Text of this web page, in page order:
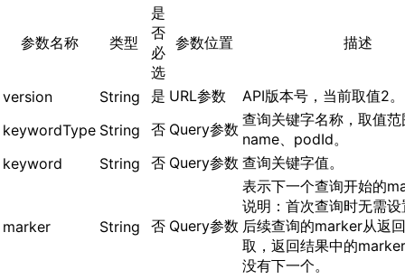
参数名称 类型
是
否
必
选
参数位置 描述
version String 是 URL参数
API版本号，当前取值2。
keywordType String 否 Query参数
查询关键字名称，取值范
name、podId。
keyword
String 否 Query参数 查询关键字值。
marker String 否 Query参数
表示下一个查询开始的
说明：首次查询时无需
后续查询的marker从返
取，返回结果中的
没有下一个。